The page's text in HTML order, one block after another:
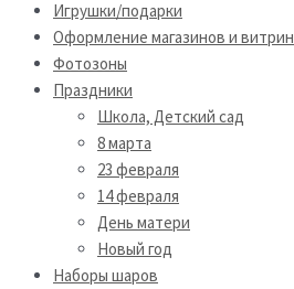
Игрушки/подарки
Оформление магазинов и витрин
Фотозоны
Праздники
Школа, Детский сад
8 марта
23 февраля
14 февраля
День матери
Новый год
Наборы шаров